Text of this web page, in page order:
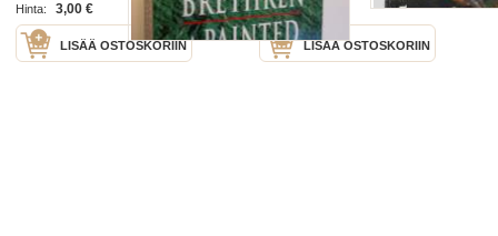
Hinta:
3,00 €
LISÄÄ OSTOSKORIIN
Hinta: 5,00 €
LISÄÄ OSTOSKORIIN